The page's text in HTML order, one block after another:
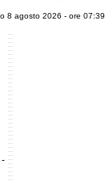
8 agosto 2026 - ore 07:39
-